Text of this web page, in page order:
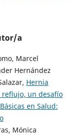
a
Marcel
Hernández
Hernia
un desafío
en Salud:
Mónica